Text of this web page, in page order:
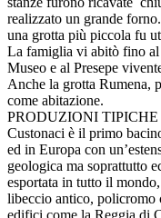
realizzato un grande
una grotta più piccola fu
La famiglia vi abitò fino
Museo e al Presepe
Anche la grotta Rumena,
come abitazione.
PRODUZIONI TIPICHE
Custonaci è il primo
ed in Europa con
geologica ma soprattutto
esportata in tutto il
libeccio antico, policromo